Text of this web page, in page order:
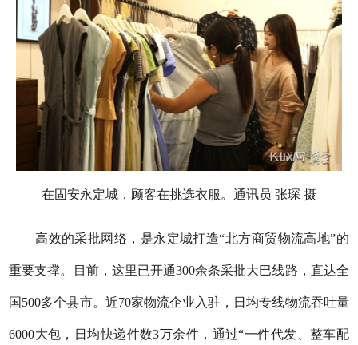
在固安永定城，顾客在挑选衣服。通讯员 张琛 摄
高效的采批网络，是永定城打造“北方商贸物流高地”的
重要支撑。目前，这里已开通300余条采批大巴线路，直达全
国500多个县市。近70家物流企业入驻，日均专线物流吞吐量
6000大包，日均快递件数3万余件，通过“一件代发、整车配